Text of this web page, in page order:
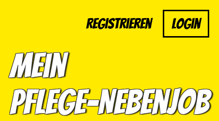
Registrieren Login
Mein
Pflege-Nebenjob